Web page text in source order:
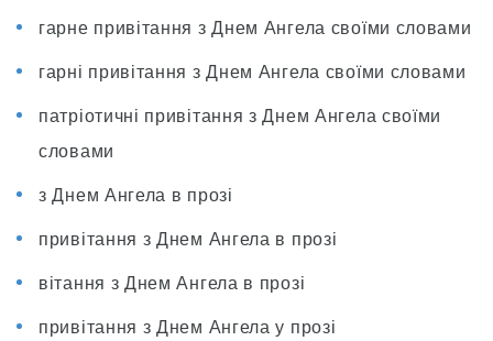
гарне привітання з Днем Ангела своїми словами
гарні привітання з Днем Ангела своїми словами
патріотичні привітання з Днем Ангела своїми
словами
з Днем Ангела в прозі
привітання з Днем Ангела в прозі
вітання з Днем Ангела в прозі
привітання з Днем Ангела у прозі